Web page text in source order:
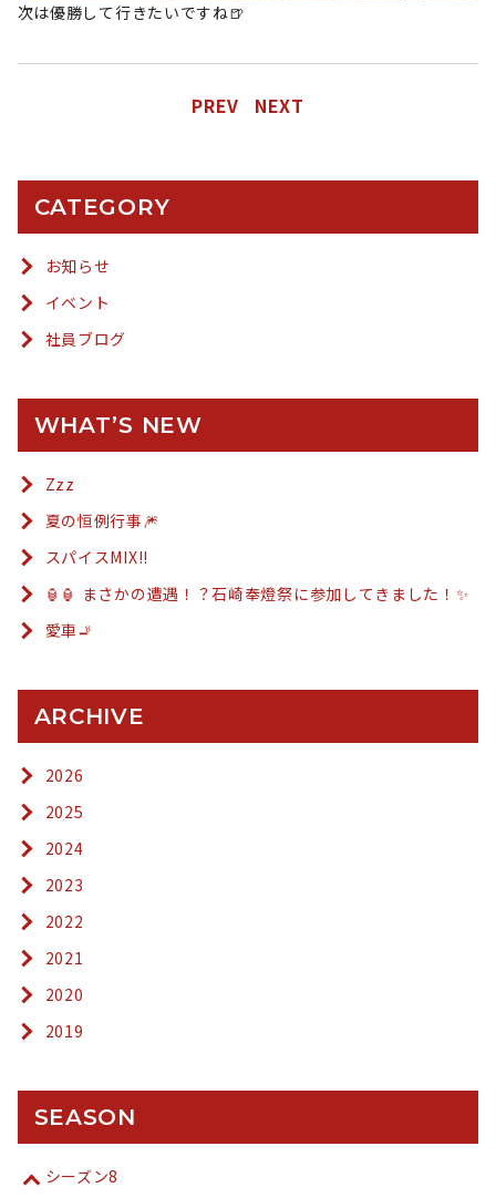
次は優勝して行きたいですね🍺
PREV NEXT
CATEGORY
お知らせ
イベント
社員ブログ
WHAT’S NEW
Zzz
夏の恒例行事🎆
スパイスMIX!!
🏮🏮 まさかの遭遇！？石崎奉燈祭に参加してきました！✨
愛車🚬
ARCHIVE
2026
2025
2024
2023
2022
2021
2020
2019
SEASON
シーズン8